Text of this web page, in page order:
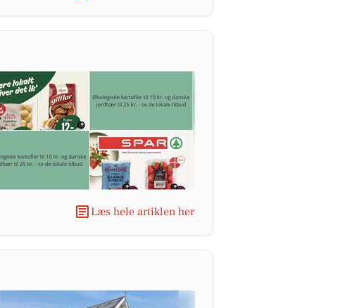
Læs hele artiklen her